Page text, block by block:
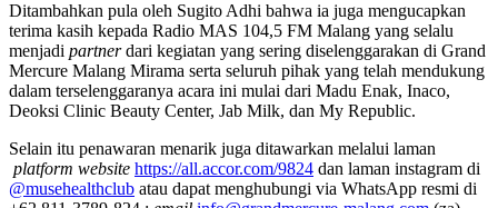
Ditambahkan pula oleh Sugito Adhi bahwa ia juga mengucapkan
terima kasih kepada Radio MAS 104,5 FM Malang yang selalu
menjadi partnerdari kegiatan yang sering diselenggarakan di Grand
Mercure Malang Mirama serta seluruh pihak yang telah mendukung
dalam terselenggaranya acara ini mulai dari Madu Enak, Inaco,
Deoksi Clinic Beauty Center, Jab Milk, dan My Republic.
Selain itu penawaran menarik juga ditawarkan melalui laman
platform website https://all.accor.com/9824 dan laman instagram di
@musehealthclub atau dapat menghubungi via WhatsApp resmi di